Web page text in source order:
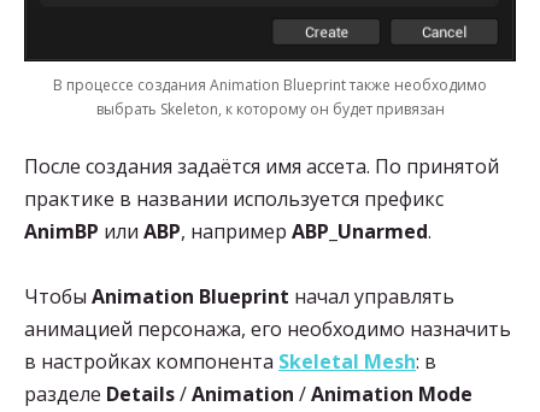
В процессе создания Animation Blueprint также необходимо
выбрать Skeleton, к которому он будет привязан
После создания задаётся имя ассета. По принятой
практике в названии используется префикс
AnimBP или ABP, например ABP_Unarmed.
Чтобы Animation Blueprint начал управлять
анимацией персонажа, его необходимо назначить
в настройках компонента Skeletal Mesh: в
разделе Details/Animation /Animation Mode